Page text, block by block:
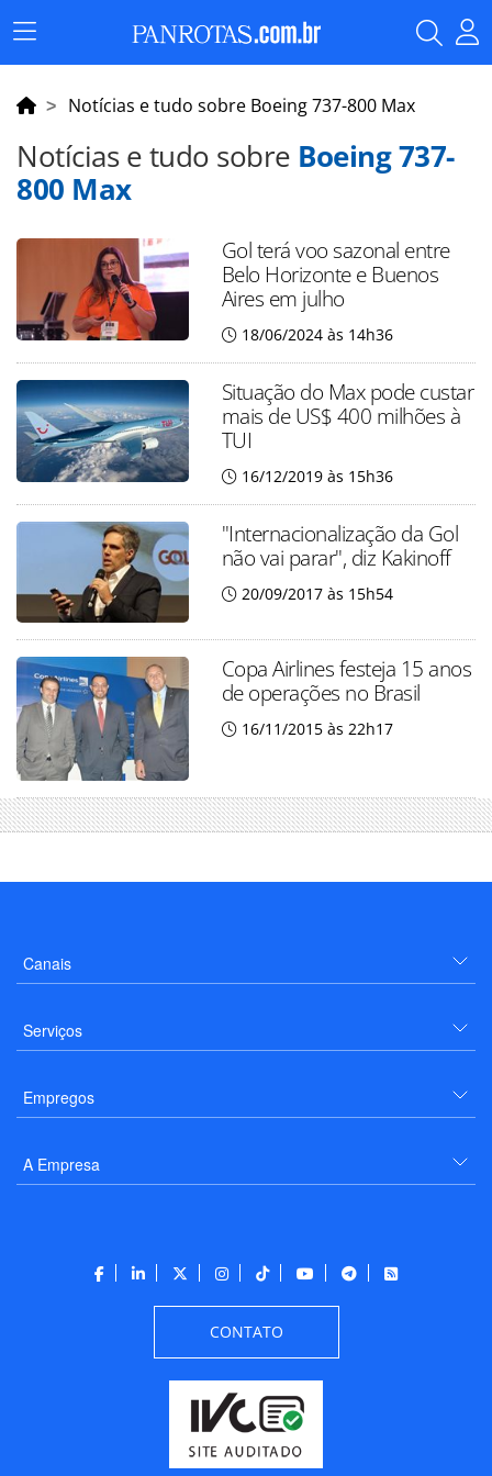
Menu
Principal
Notícias e tudo sobre Boeing 737-800 Max
Notícias e tudo sobre Boeing 737-
800 Max
Gol terá voo sazonal entre
Belo Horizonte e Buenos
Aires em julho
18/06/2024 às 14h36
Situação do Max pode custar
mais de US$ 400 milhões à
TUI
16/12/2019 às 15h36
"Internacionalização da Gol
não vai parar", diz Kakinoff
20/09/2017 às 15h54
Copa Airlines festeja 15 anos
de operações no Brasil
16/11/2015 às 22h17
Canais
Serviços
Empregos
A Empresa
CONTATO